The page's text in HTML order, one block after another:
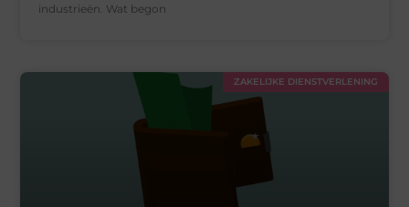
industrieën. Wat begon
ZAKELIJKE DIENSTVERLENING